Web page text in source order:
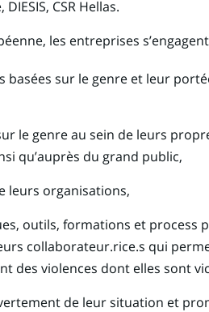
CSR Hellas.
les entreprises
basées sur le genre et leur
le genre au sein de leurs
qu’auprès du grand public,
leurs organisations,
outils, formations et process
collaborateur.rice.s qui
des violences dont elles sont
de leur situation et